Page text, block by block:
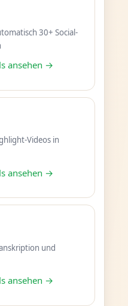
30+ Social-
ansehen →
Videos in
ansehen →
und
ansehen →